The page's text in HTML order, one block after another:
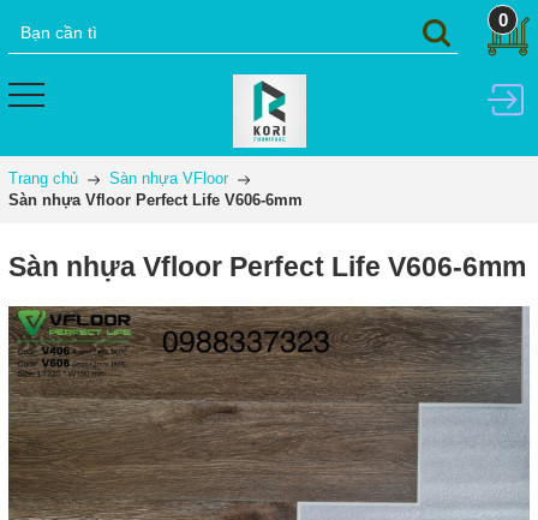
0
Trang chủ
Sàn nhựa VFloor
Sàn nhựa Vfloor Perfect Life V606-6mm
Sàn nhựa Vfloor Perfect Life V606-6mm